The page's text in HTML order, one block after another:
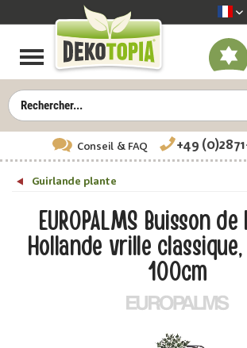
Conseil& FAQ +49
Guirlande plante
EUROPALMS Buisson
Hollande vrille
100cm